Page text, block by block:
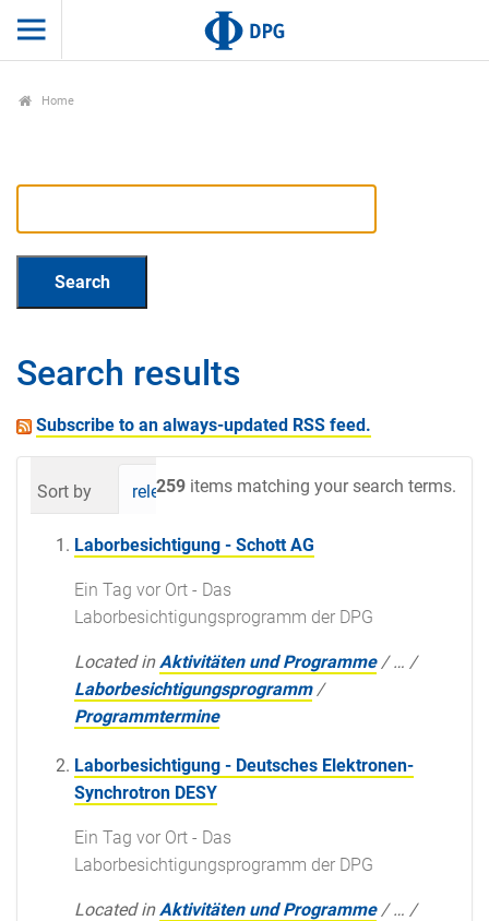
Home
Search results
Subscribe to an always-updated RSS feed.
259 items matching your search terms.
Sort by relevance date (newest first)
Laborbesichtigung - Schott AG
Ein Tag vor Ort - Das
Laborbesichtigungsprogramm der DPG
Located in Aktivitäten und Programme /… /
Laborbesichtigungsprogramm /
Programmtermine
Laborbesichtigung - Deutsches Elektronen-
Synchrotron DESY
Ein Tag vor Ort - Das
Laborbesichtigungsprogramm der DPG
Located in Aktivitäten und Programme /… /